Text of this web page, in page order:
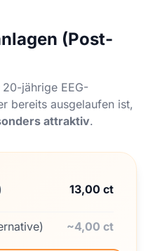
(Post-
20-jährige EEG-
bereits ausgelaufen ist,
attraktiv.
13,00 ct
~4,00 ct